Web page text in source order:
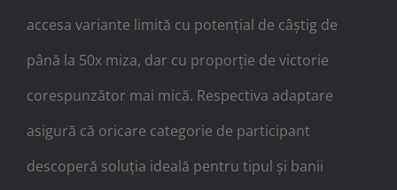
accesa variante limită cu potențial de câștig de
până la 50x miza, dar cu proporție de victorie
corespunzător mai mică. Respectiva adaptare
asigură că oricare categorie de participant
descoperă soluția ideală pentru tipul și banii